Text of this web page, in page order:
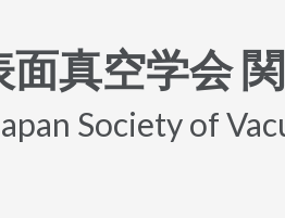
真空学会
Society of